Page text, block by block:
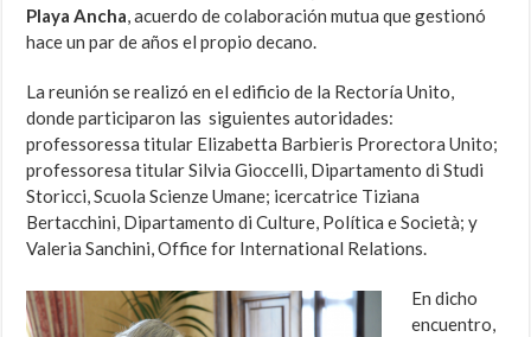
Playa Ancha, acuerdo de colaboración mutua que gestionó
hace un par de años el propio decano.
La reunión se realizó en el edificio de la Rectoría Unito,
donde participaron las siguientes autoridades:
professoressa titular Elizabetta Barbieris Prorectora Unito;
professoresa titular Silvia Gioccelli, Dipartamento di Studi
Storicci, Scuola Scienze Umane; icercatrice Tiziana
Bertacchini, Dipartamento di Culture, Política e Società; y
Valeria Sanchini, Office for International Relations.
En dicho
encuentro,